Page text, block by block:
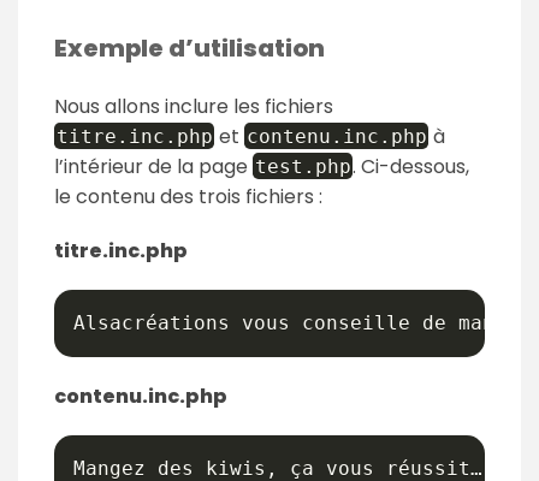
Exemple d’utilisation
Nous allons inclure les fichiers
titre . inc . php etcontenu . inc . php à
l’intérieur de la page test . php. Ci-dessous,
le contenu des trois fichiers :
titre.inc.php
Alsacréations vous conseille de
contenu.inc.php
Mangez des kiwis ,
ça vous réussit…